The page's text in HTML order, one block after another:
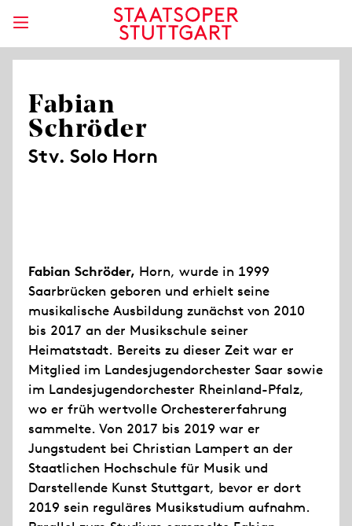
Fabian
Schröder
Stv. Solo Horn
Fabian Schröder, Horn, wurde in 1999
Saarbrücken geboren und erhielt seine
musikalische Ausbildung zunächst von 2010
bis 2017 an der Musikschule seiner
Heimatstadt. Bereits zu dieser Zeit war er
Mitglied im Landesjugendorchester Saar sowie
im Landesjugendorchester Rheinland-Pfalz,
wo er früh wertvolle Orchestererfahrung
sammelte. Von 2017 bis 2019 war er
Jungstudent bei Christian Lampert an der
Staatlichen Hochschule für Musik und
Darstellende Kunst Stuttgart, bevor er dort
2019 sein reguläres Musikstudium aufnahm.